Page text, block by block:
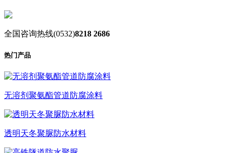
全国咨询热线(0532)8218 2686
热门产品
无溶剂聚氨酯管道防腐涂料
透明天冬聚脲防水材料